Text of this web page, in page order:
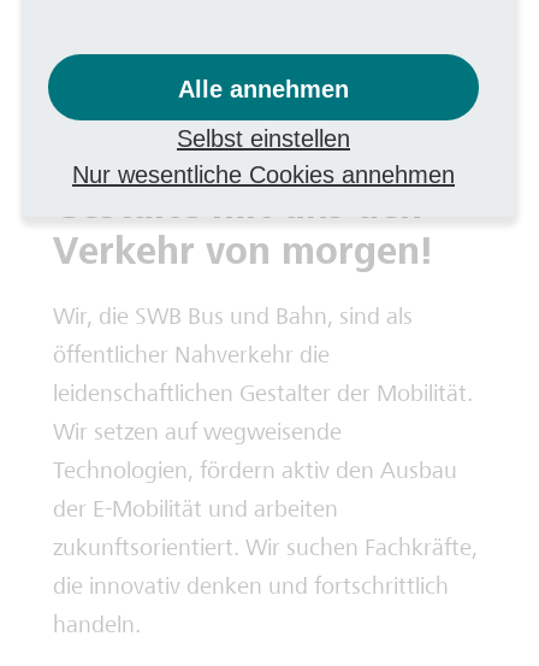
Verlängerung des Führerscheins
Klasse D (inklusive BKrFQ)
Gestalte mit uns den
Verkehr von morgen!
Wir, die SWB Bus und Bahn, sind als
öffentlicher Nahverkehr die
leidenschaftlichen Gestalter der Mobilität.
Wir setzen auf wegweisende
Technologien, fördern aktiv den Ausbau
der E-Mobilität und arbeiten
zukunftsorientiert. Wir suchen Fachkräfte,
die innovativ denken und fortschrittlich
handeln.
Alle annehmen
Selbst einstellen
Nur wesentliche Cookies annehmen